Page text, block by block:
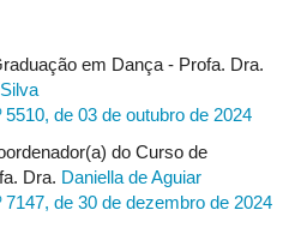
em Dança - Profa. Dra.
de 03 de outubro de 2024
do Curso de
Dra. Daniella de Aguiar
de 30 de dezembro de 2024